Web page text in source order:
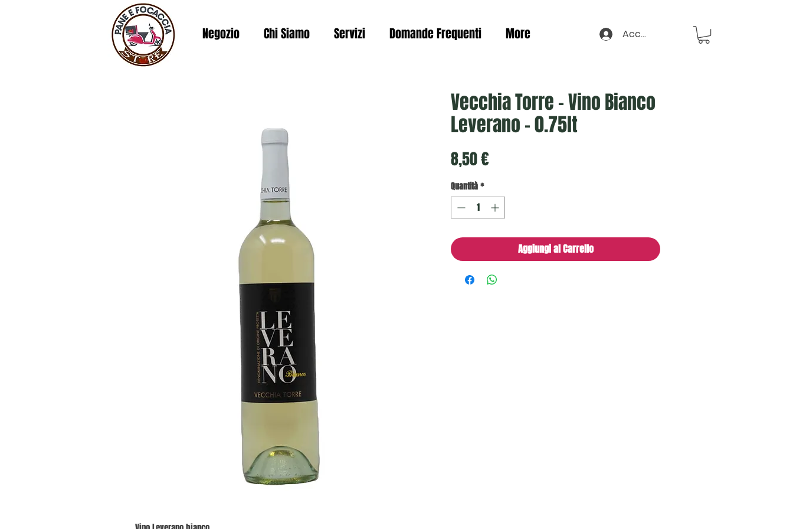
Negozio Chi Siamo Servizi Domande Frequenti More Accedi
Vecchia Torre - Vino Bianco
Leverano - 0.75lt
8,50 €Prezzo
Quantità*
Aggiungi al Carrello